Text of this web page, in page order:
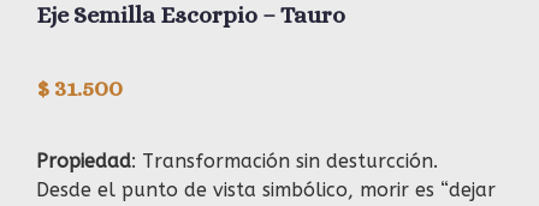
Eje Semilla Escorpio – Tauro
$ 31.500
Propiedad: Transformación sin desturcción.
Desde el punto de vista simbólico, morir es “dejar